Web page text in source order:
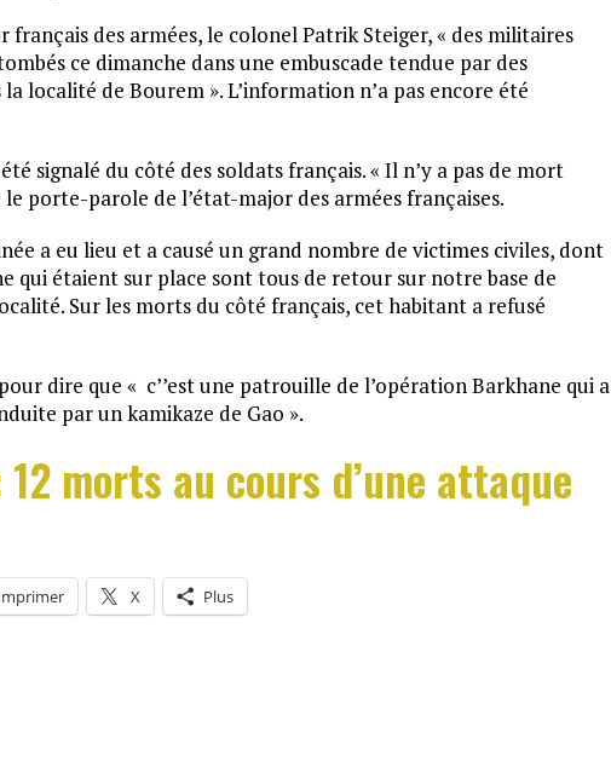
des armées, le colonel Patrik Steiger, « des militaires
ce dimanche dans une embuscade tendue par des
localité de Bourem ». L’information n’a pas encore été
signalé du côté des soldats français. « Il n’y a pas de mort
porte-parole de l’état-major des armées françaises.
a eu lieu et a causé un grand nombre de victimes civiles, dont
qui étaient sur place sont tous de retour sur notre base de
Sur les morts du côté français, cet habitant a refusé
dire que « c’’est une patrouille de l’opération Barkhane qui a
par un kamikaze de Gao ».
morts au cours d’une attaque
X Plus